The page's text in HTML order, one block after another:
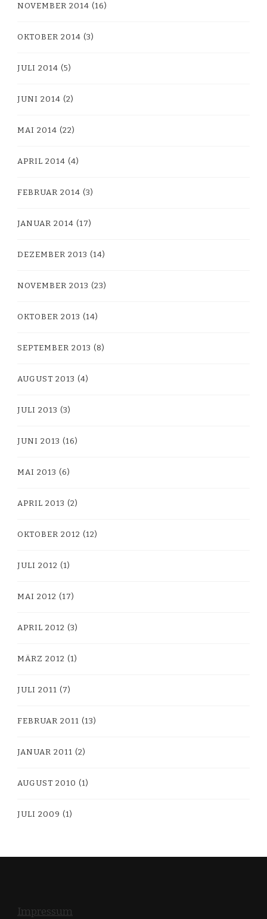
NOVEMBER 2014 (16)
OKTOBER 2014 (3)
JULI 2014 (5)
JUNI 2014 (2)
MAI 2014 (22)
APRIL 2014 (4)
FEBRUAR 2014 (3)
JANUAR 2014 (17)
DEZEMBER 2013 (14)
NOVEMBER 2013 (23)
OKTOBER 2013 (14)
SEPTEMBER 2013 (8)
AUGUST 2013 (4)
JULI 2013 (3)
JUNI 2013 (16)
MAI 2013 (6)
APRIL 2013 (2)
OKTOBER 2012 (12)
JULI 2012 (1)
MAI 2012 (17)
APRIL 2012 (3)
MÄRZ 2012 (1)
JULI 2011 (7)
FEBRUAR 2011 (13)
JANUAR 2011 (2)
AUGUST 2010 (1)
JULI 2009 (1)
Impressum